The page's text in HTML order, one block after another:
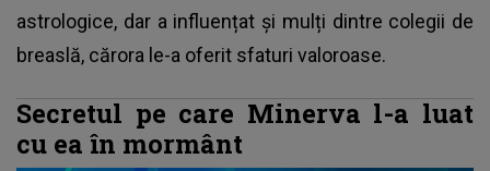
astrologice, dar a influențat și mulți dintre colegii de
breaslă, cărora le-a oferit sfaturi valoroase.
Secretul pe care Minerva l-a luat
cu ea în mormânt